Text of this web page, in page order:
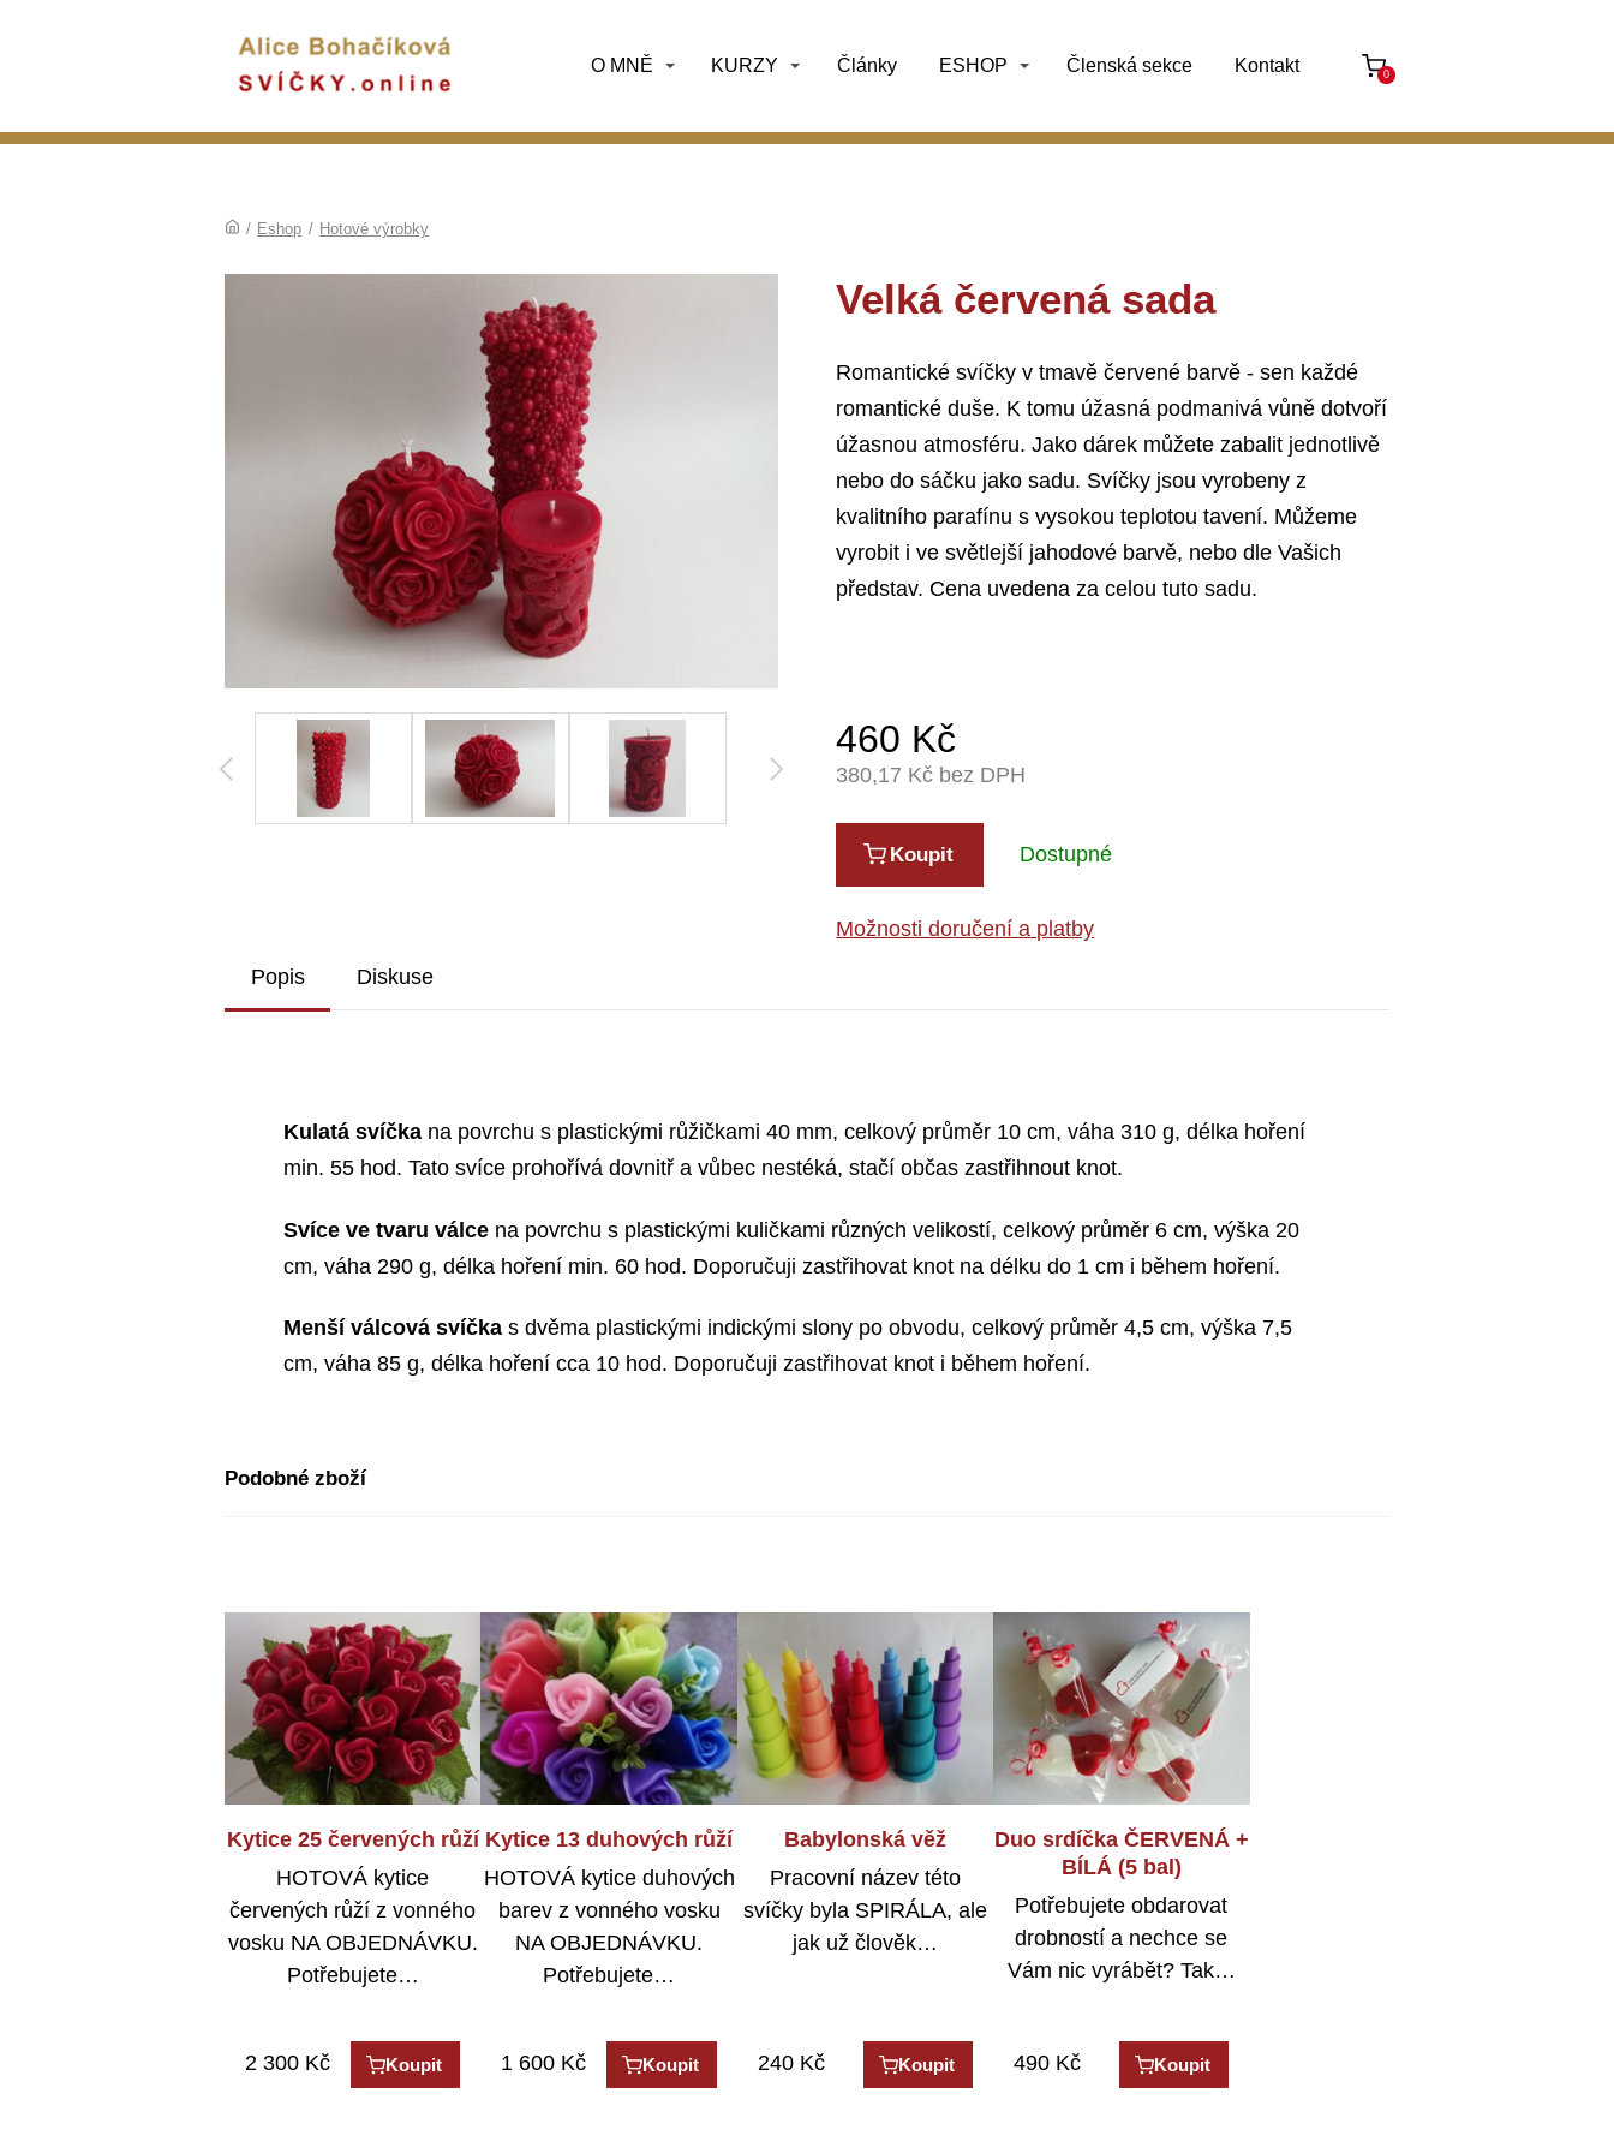
O MNĚ KURZY Články ESHOP Členská sekce Kontakt 0
/ Eshop / Hotové výrobky
Velká červená sada
Romantické svíčky v tmavě červené barvě - sen každé
romantické duše. K tomu úžasná podmanivá vůně dotvoří
úžasnou atmosféru. Jako dárek můžete zabalit jednotlivě
nebo do sáčku jako sadu. Svíčky jsou vyrobeny z
kvalitního parafínu s vysokou teplotou tavení. Můžeme
vyrobit i ve světlejší jahodové barvě, nebo dle Vašich
představ. Cena uvedena za celou tuto sadu.
460 Kč
380,17 Kč bez DPH
Koupit Dostupné
Možnosti doručení a platby
Popis Diskuse
Kulatá svíčkana povrchu s plastickými růžičkami 40 mm, celkový průměr 10 cm, váha 310 g, délka hoření
min. 55 hod. Tato svíce prohořívá dovnitř a vůbec nestéká, stačí občas zastřihnout knot.
Svíce ve tvaru válcena povrchu s plastickými kuličkami různých velikostí, celkový průměr 6 cm, výška 20
cm, váha 290 g, délka hoření min. 60 hod. Doporučuji zastřihovat knot na délku do 1 cm i během hoření.
Menší válcová svíčkas dvěma plastickými indickými slony po obvodu, celkový průměr 4,5 cm, výška 7,5
cm, váha 85 g, délka hoření cca 10 hod. Doporučuji zastřihovat knot i během hoření.
Podobné zboží
Kytice 25 červených růží
HOTOVÁ kytice
červených růží z vonného
vosku NA OBJEDNÁVKU.
Potřebujete…
2 300 Kč Koupit
Kytice 13 duhových růží
HOTOVÁ kytice duhových
barev z vonného vosku
NA OBJEDNÁVKU.
Potřebujete…
1 600 Kč Koupit
Babylonská věž
Pracovní název této
svíčky byla SPIRÁLA, ale
jak už člověk…
240Kč Koupit
Duo srdíčka ČERVENÁ +
BÍLÁ (5 bal)
Potřebujete obdarovat
drobností a nechce se
Vám nic vyrábět? Tak…
490 Kč Koupit
Adventní sada VČELÍCH
svíček (vyber barvu)
Sada 4 odstupňovaných
svíček na adventní věnec
nebo ADVENTNÍ TALÍŘ,…
290Kč Koupit
Velká čakrová sada (10
barev)
Romantické čajové svíčky
v barvách jednotlivých
čaker včetně zlaté.
298Kč Koupit
Kočičí rodinka
Znáte někoho, kdo miluje
kočky? Tak právě pro něj
je…
430Kč Koupit